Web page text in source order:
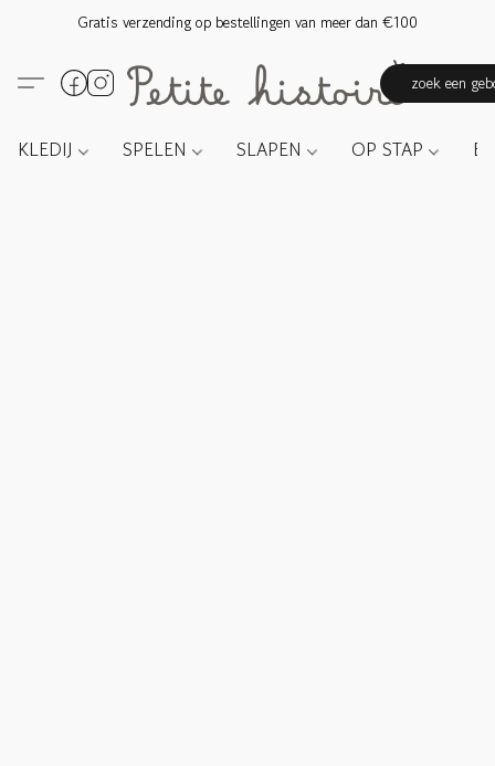
Gratis verzending op bestellingen van meer dan €100
zoek een
KLEDIJ SPELEN SLAPEN OP STAP